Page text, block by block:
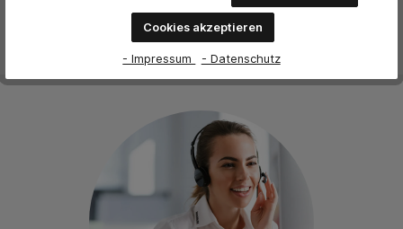
Cookies akzeptieren
- Impressum - Datenschutz